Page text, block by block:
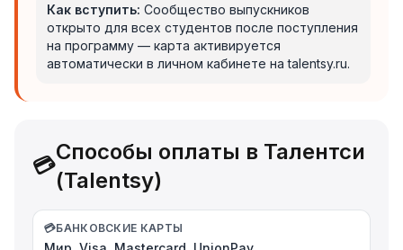
Как вступить: Сообщество выпускников
открыто для всех студентов после поступления
на программу — карта активируется
автоматически в личном кабинете на talentsy.ru.
💳
Способы оплаты в Талентси
(Talentsy)
💳БАНКОВСКИЕ КАРТЫ